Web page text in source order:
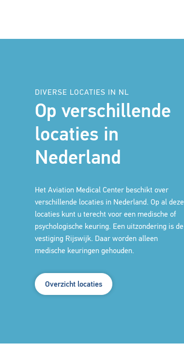
DIVERSE LOCATIES IN NL
Op verschillende
locaties in
Nederland
Het Aviation Medical Center beschikt over
verschillende locaties in Nederland. Op al deze
locaties kunt u terecht voor een medische of
psychologische keuring. Een uitzondering is de
vestiging Rijswijk. Daar worden alleen
medische keuringen gehouden.
Overzicht locaties